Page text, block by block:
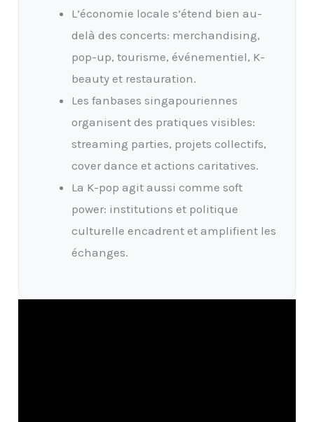
L’économie locale s’étend bien au-
delà des concerts: merchandising,
pop-up, tourisme, événementiel, K-
beauty et restauration.
Les fanbases singapouriennes
organisent des pratiques visibles:
streaming parties, projets collectifs,
cover dance et actions caritatives.
La K-pop agit aussi comme soft
power: institutions et politique
culturelle encadrent et amplifient les
échanges.